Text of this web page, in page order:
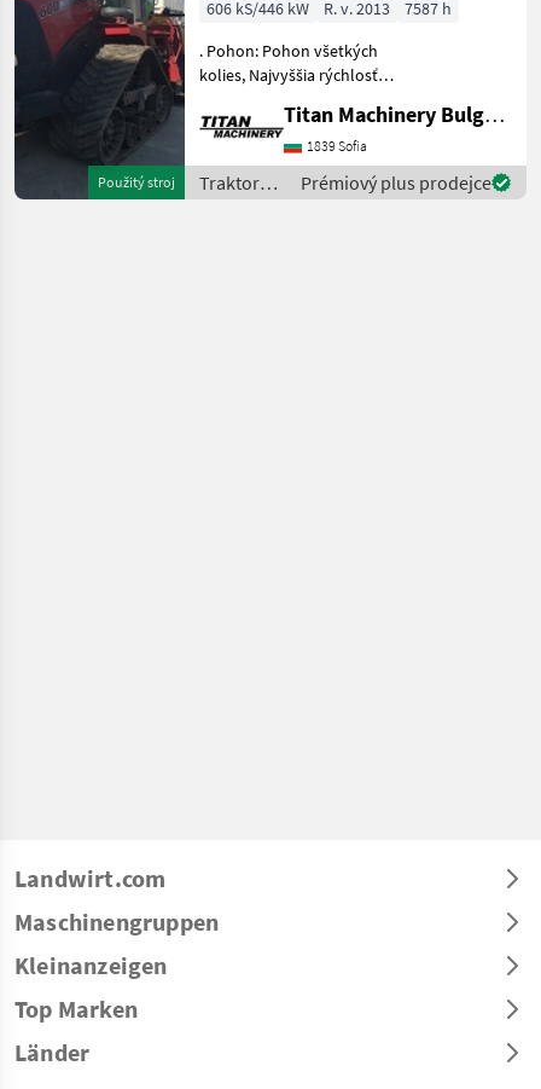
Použitý stroj
606 kS/446 kW R. v. 2013
7587 h
. Pohon: Pohon všetkých
kolies, Najvyššia rýchlosť
traktor
Titan Machinery Bulgaria EAD
1839 Sofia
Traktory /
Case IH
Prémiový plus prodejce
Landwirt.com
Maschinengruppen
Kleinanzeigen
Top Marken
Länder